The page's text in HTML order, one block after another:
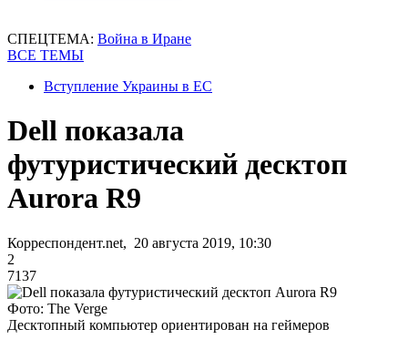
СПЕЦТЕМА: Война в Иране
ВСЕ ТЕМЫ
Вступление Украины в ЕС
Dell показала
футуристический десктоп
Aurora R9
Корреспондент.net, 20 августа 2019, 10:30
2
7137
Фото: The Verge
Десктопный компьютер ориентирован на геймеров